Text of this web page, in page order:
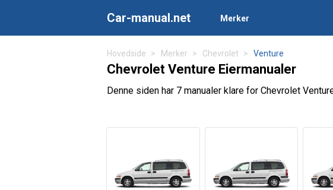
Car-manual.net Merker
Hovedside Merker Chevrolet Venture
Chevrolet Venture Eiermanualer
Denne siden har 7 manualer klare for Chevrolet